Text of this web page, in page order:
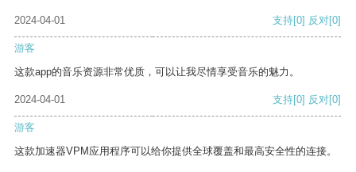
2024-04-01 支持[0] 反对[0]
游客
这款app的音乐资源非常优质，可以让我尽情享受音乐的魅力。
2024-04-01 支持[0] 反对[0]
游客
这款加速器VPM应用程序可以给你提供全球覆盖和最高安全性的连接。